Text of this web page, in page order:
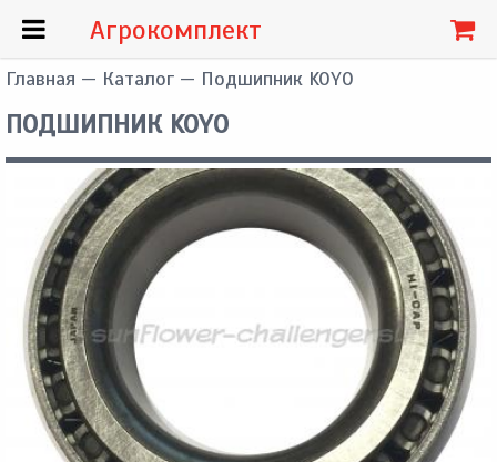
Главная — Каталог — Подшипник KOYO
ПОДШИПНИК KOYO
Агрокомплект